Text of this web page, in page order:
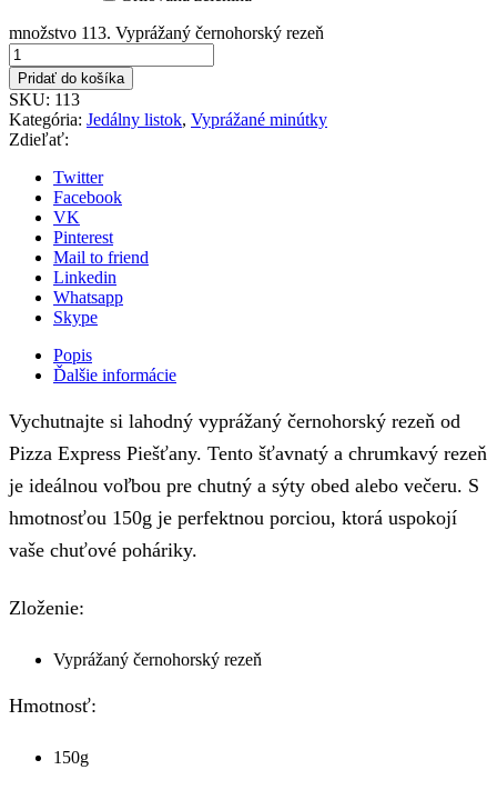
množstvo 113. Vyprážaný černohorský rezeň
Pridať do košíka
SKU: 113
Kategória: Jedálny listok, Vyprážané minútky
Zdieľať:
Twitter
Facebook
VK
Pinterest
Mail to friend
Linkedin
Whatsapp
Skype
Popis
Ďalšie informácie
Vychutnajte si lahodný vyprážaný černohorský rezeň od
Pizza Express Piešťany. Tento šťavnatý a chrumkavý rezeň
je ideálnou voľbou pre chutný a sýty obed alebo večeru. S
hmotnosťou 150g je perfektnou porciou, ktorá uspokojí
vaše chuťové poháriky.
Zloženie:
Vyprážaný černohorský rezeň
Hmotnosť:
150g